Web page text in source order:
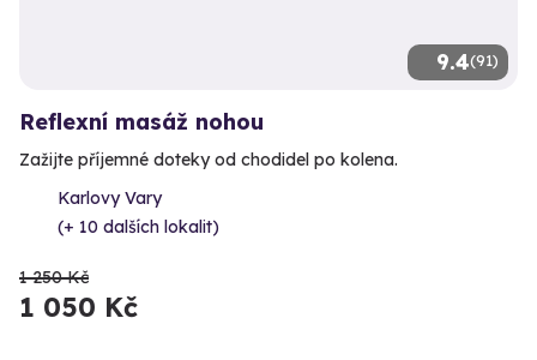
9.4(91)
Reflexní masáž nohou
Zažijte příjemné doteky od chodidel po kolena.
Karlovy Vary
(+ 10 dalších lokalit)
1 250 Kč
1 050 Kč